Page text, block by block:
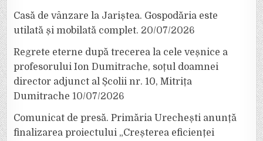
Casă de vânzare la Jariștea. Gospodăria este
utilată și mobilată complet. 20/07/2026
Regrete eterne după trecerea la cele veșnice a
profesorului Ion Dumitrache, soțul doamnei
director adjunct al Școlii nr. 10, Mitrița
Dumitrache 10/07/2026
Comunicat de presă. Primăria Urechești anunță
finalizarea proiectului „Creșterea eficienței